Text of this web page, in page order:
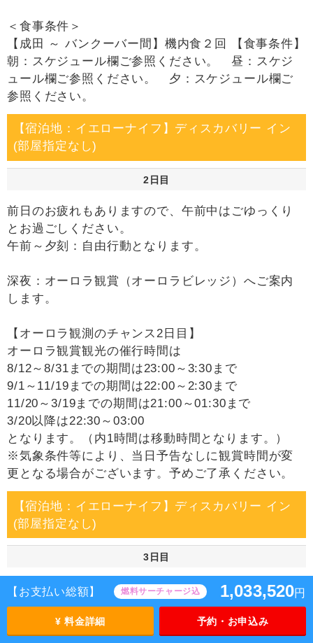
【お支払い総額】 燃料サーチャージ込 1,033,520円
¥ 料金詳細 予約・お申込み
＜食事条件＞
【成田 ～ バンクーバー間】機内食２回 【食事条件】
朝：スケジュール欄ご参照ください。 昼：スケジ
ュール欄ご参照ください。 夕：スケジュール欄ご
参照ください。
【宿泊地：イエローナイフ】ディスカバリー イン
(部屋指定なし)
2日目
前日のお疲れもありますので、午前中はごゆっくり
とお過ごしください。
午前～夕刻：自由行動となります。
深夜：オーロラ観賞（オーロラビレッジ）へご案内
します。
【オーロラ観測のチャンス2日目】
オーロラ観賞観光の催行時間は
8/12～8/31までの期間は23:00～3:30まで
9/1～11/19までの期間は22:00～2:30まで
11/20～3/19までの期間は21:00～01:30まで
3/20以降は22:30～03:00
となります。（内1時間は移動時間となります。）
※気象条件等により、当日予告なしに観賞時間が変
更となる場合がございます。予めご了承ください。
【宿泊地：イエローナイフ】ディスカバリー イン
(部屋指定なし)
3日目
午前～夕刻：自由行動となります。
深夜：オーロラ観賞（オーロラビレッジ）へご案内